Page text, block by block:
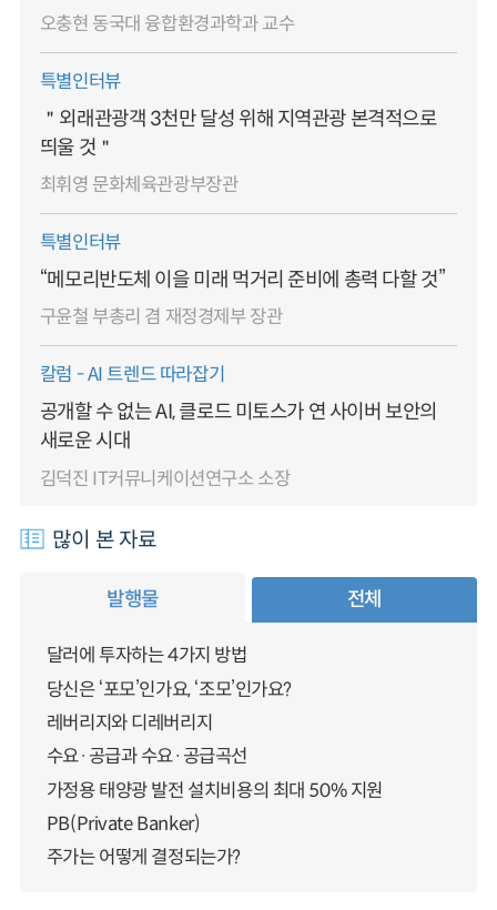
오충현 동국대 융합환경과학과 교수
특별인터뷰
＂외래관광객 3천만 달성 위해 지역관광 본격적으로
띄울 것＂
최휘영 문화체육관광부장관
특별인터뷰
“메모리반도체 이을 미래 먹거리 준비에 총력 다할 것”
구윤철 부총리 겸 재정경제부 장관
칼럼 - AI 트렌드 따라잡기
공개할 수 없는 AI, 클로드 미토스가 연 사이버 보안의
새로운 시대
김덕진 IT커뮤니케이션연구소 소장
많이 본 자료
발행물 전체
달러에 투자하는 4가지 방법
당신은 ‘포모’인가요, ‘조모’인가요?
레버리지와 디레버리지
수요·공급과 수요·공급곡선
가정용 태양광 발전 설치비용의 최대 50% 지원
PB(Private Banker)
주가는 어떻게 결정되는가?